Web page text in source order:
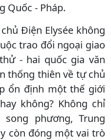
Quốc - Pháp.
Điện Elysée không
trao đổi ngoại giao
- hai quốc gia văn
thống thiên về tự chủ
ổn định một thế giới
không? Không chỉ
phương, Trung
còn đóng một vai trò